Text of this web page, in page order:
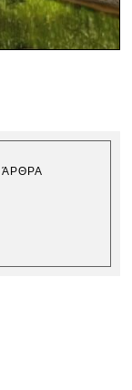
ΆΡΘΡΑ